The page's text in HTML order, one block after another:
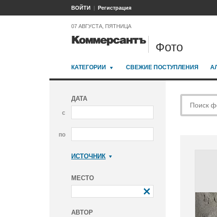
ВОЙТИ Регистрация
07 АВГУСТА, ПЯТНИЦА
Фото
КАТЕГОРИИ СВЕЖИЕ ПОСТУПЛЕНИЯ
ДАТА
с
по
ИСТОЧНИК
МЕСТО
АВТОР